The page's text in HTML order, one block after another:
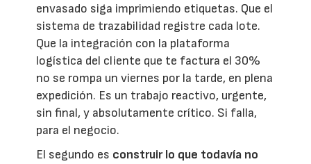
envasado siga imprimiendo etiquetas. Que el
sistema de trazabilidad registre cada lote.
Que la integración con la plataforma
logística del cliente que te factura el 30%
no se rompa un viernes por la tarde, en plena
expedición. Es un trabajo reactivo, urgente,
sin final, y absolutamente crítico. Si falla,
para el negocio.
El segundo es construir lo que todavía no